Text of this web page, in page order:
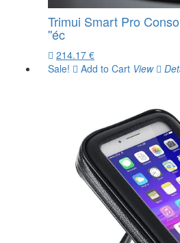
Trimui Smart Pro
''éc
214.17 €
Sale!
Add to Cart View